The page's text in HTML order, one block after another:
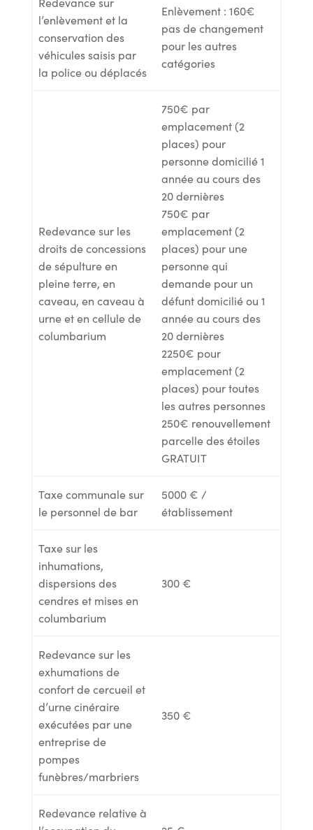
l’enlèvement et la
conservation des
véhicules saisis par
la police ou déplacés
Enlèvement : 160€
pas de changement
pour les autres
catégories
Redevance sur les
droits de concessions
de sépulture en
pleine terre, en
caveau, en caveau à
urne et en cellule de
columbarium
750€ par
emplacement (2
places) pour
personne domicilié 1
année au cours des
20 dernières
750€ par
emplacement (2
places) pour une
personne qui
demande pour un
défunt domicilié ou 1
année au cours des
20 dernières
2250€ pour
emplacement (2
places) pour toutes
les autres personnes
250€ renouvellement
parcelle des étoiles
GRATUIT
Taxe communale sur
le personnel de bar
5000 € /
établissement
Taxe sur les
inhumations,
dispersions des
cendres et mises en
columbarium
300 €
Redevance sur les
exhumations de
confort de cercueil et
d’urne cinéraire
exécutées par une
entreprise de
pompes
funèbres/marbriers
350 €
Redevance relative à